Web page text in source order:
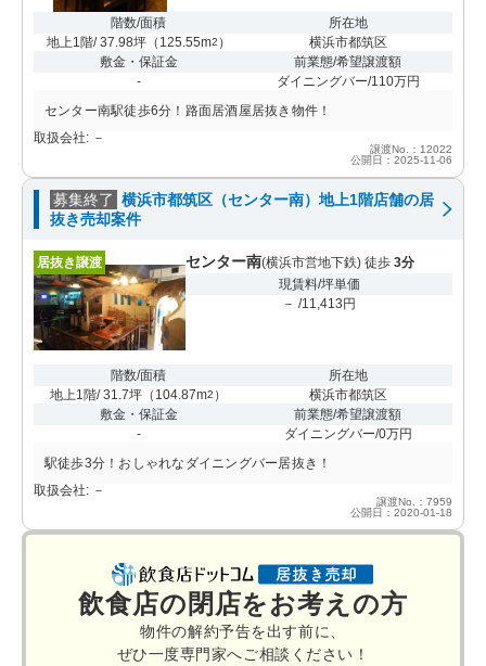
階数/面積
地上1階/ 37.98坪（ 125.55m2 ）
所在地
横浜市都筑区
敷金・保証金
-
前業態/希望譲渡額
ダイニングバー/110万円
センター南駅徒歩6分！路面居酒屋居抜き物件！
取扱会社: －
譲渡No.：12022
公開日：2025-11-06
募集終了 横浜市都筑区（センター南）地上1階店舗の居
抜き売却案件
居抜き譲渡 センター南(横浜市営地下鉄) 徒歩 3分
現賃料/坪単価
－ /11,413円
階数/面積
地上1階/ 31.7坪 （ 104.87m2 ）
所在地
横浜市都筑区
敷金・保証金
-
前業態/希望譲渡額
ダイニングバー/0万円
駅徒歩3分！おしゃれなダイニングバー居抜き！
取扱会社: －
譲渡No.：7959
公開日：2020-01-18
飲食店の閉店をお考えの方
物件の解約予告を出す前に、
ぜひ一度専門家へご相談ください！